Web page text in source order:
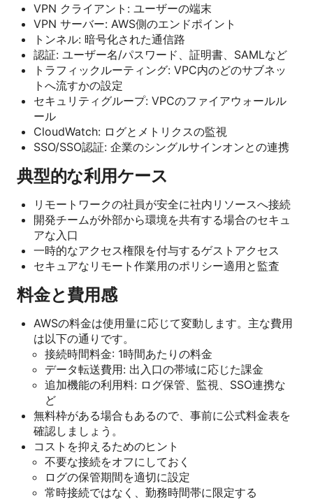
VPN クライアント: ユーザーの端末
VPN サーバー: AWS側のエンドポイント
トンネル: 暗号化された通信路
認証: ユーザー名/パスワード、証明書、SAMLなど
トラフィックルーティング: VPC内のどのサブネッ
トへ流すかの設定
セキュリティグループ: VPCのファイアウォールル
ール
CloudWatch: ログとメトリクスの監視
SSO/SSO認証: 企業のシングルサインオンとの連携
典型的な利用ケース
リモートワークの社員が安全に社内リソースへ接続
開発チームが外部から環境を共有する場合のセキュ
アな入口
一時的なアクセス権限を付与するゲストアクセス
セキュアなリモート作業用のポリシー適用と監査
料金と費用感
AWSの料金は使用量に応じて変動します。主な費用
は以下の通りです。
接続時間料金: 1時間あたりの料金
データ転送費用: 出入口の帯域に応じた課金
追加機能の利用料: ログ保管、監視、SSO連携な
ど
無料枠がある場合もあるので、事前に公式料金表を
確認しましょう。
コストを抑えるためのヒント
不要な接続をオフにしておく
ログの保管期間を適切に設定
常時接続ではなく、勤務時間帯に限定する